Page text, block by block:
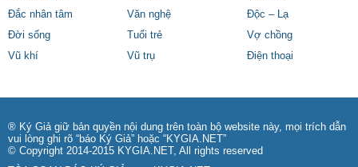
Đắc nhân tâm
Văn nghệ
Độc – Lạ
Đời sống
Tuổi trẻ
Vợ chồng
Vũ khí
Vũ trụ Điện thoại
® Ký Giả giữ bản quyền nội dung trên toàn bộ website này, mọi trích dẫn
vui lòng ghi rõ “báo Ký Giả” hoặc “KYGIA.NET”
© Copyright 2014-2015 KYGIA.NET, All rights reserved